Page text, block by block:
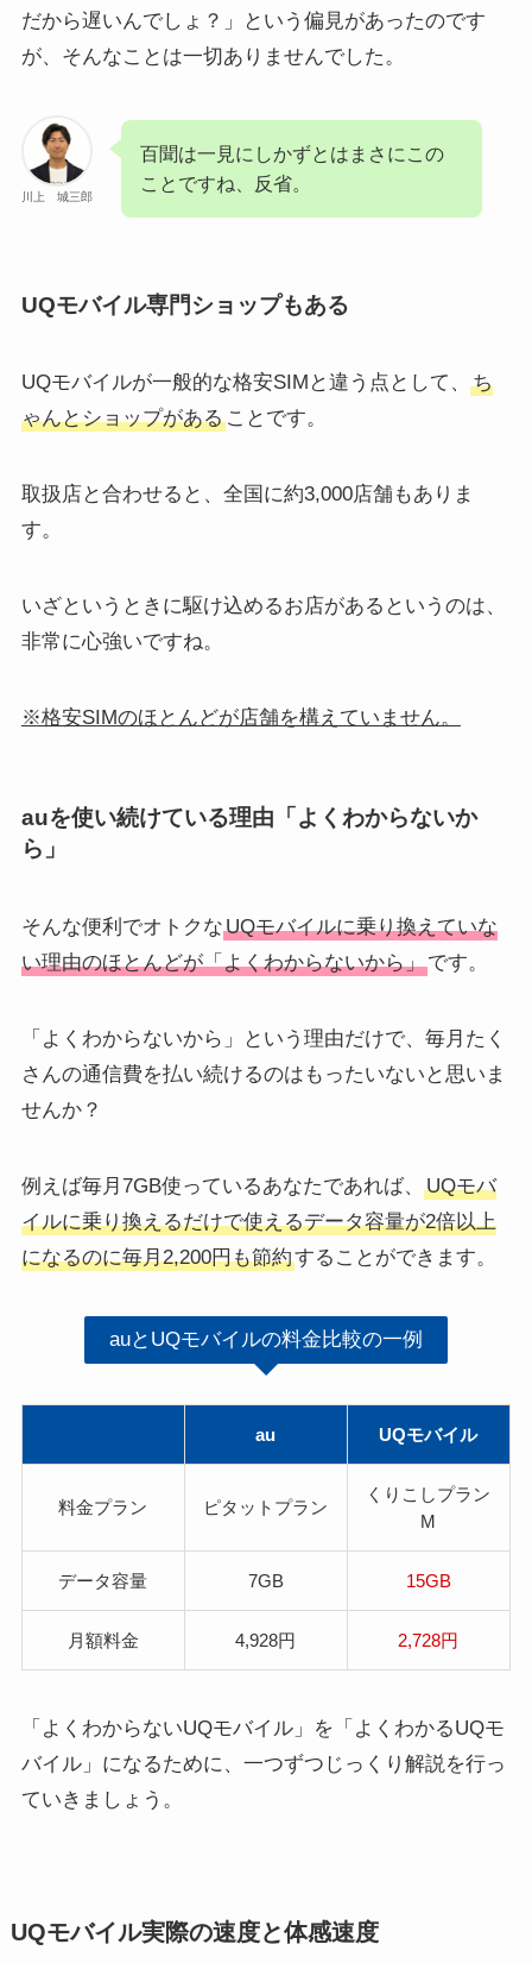
だから遅いんでしょ？」という偏見があったのです
が、そんなことは一切ありませんでした。
川上 城三郎
百聞は一見にしかずとはまさにこの
ことですね、反省。
UQモバイル専門ショップもある
UQモバイルが一般的な格安SIMと違う点として、
ち
ゃんとショップがあることです。
取扱店と合わせると、全国に約3,000店舗もありま
す。
いざというときに駆け込めるお店があるというのは、
非常に心強いですね。
※格安SIMのほとんどが店舗を構えていません。
auを使い続けている理由「よくわからないか
ら」
そんな便利でオトクなUQモバイルに乗り換えていな
い理由のほとんどが「よくわからないから」です。
「よくわからないから」という理由だけで、毎月たく
さんの通信費を払い続けるのはもったいないと思いま
せんか？
例えば毎月7GB使っているあなたであれば、
UQモバ
イルに乗り換えるだけで使えるデータ容量が2倍以上
になるのに毎月2,200円も節約することができます。
auとUQモバイルの料金比較の一例
au UQモバイル
料金プラン ピタットプラン
くりこしプラン
M
データ容量 7GB 15GB
月額料金 4,928円 2,728円
「よくわからないUQモバイル」を「よくわかるUQモ
バイル」になるために、一つずつじっくり解説を行っ
ていきましょう。
UQモバイル実際の速度と体感速度